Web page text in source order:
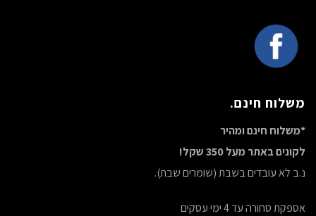
משלוח חינם.
*משלוח חינם ומהיר
לקונים באתר מעל 350 שקל!
נ.ב לא עובדים בשבת (שומרים שבת).
אספקת סחורה עד 4 ימי עסקים